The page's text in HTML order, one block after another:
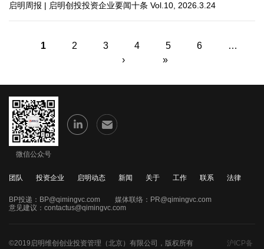
启明周报 | 启明创投投资企业要闻十条 Vol.10, 2026.3.24
1
2 3 4 5 6
…
›
»
微信公众号
团队 投资企业 启明动态 新闻 关于 工作 联系 法律
BP投递： BP@qimingvc.com 媒体联络： PR@qimingvc.com
意见建议： contactus@qimingvc.com
©2019启明维创创业投资管理（北京）有限公司，版权所有 沪ICP备